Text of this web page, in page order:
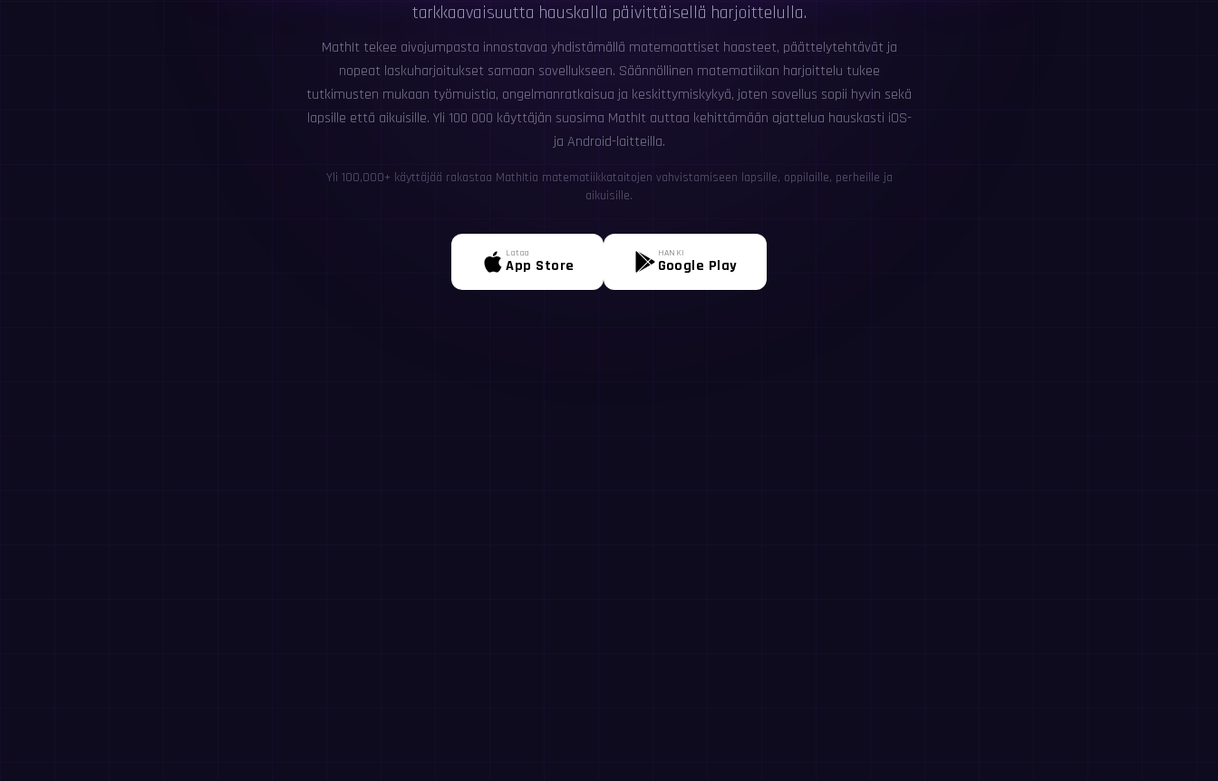
tarkkaavaisuutta hauskalla päivittäisellä harjoittelulla.
MathIt tekee aivojumpasta innostavaa yhdistämällä matemaattiset haasteet, päättelytehtävät ja
nopeat laskuharjoitukset samaan sovellukseen. Säännöllinen matematiikan harjoittelu tukee
tutkimusten mukaan työmuistia, ongelmanratkaisua ja keskittymiskykyä, joten sovellus sopii hyvin sekä
lapsille että aikuisille. Yli 100 000 käyttäjän suosima MathIt auttaa kehittämään ajattelua hauskasti iOS-
ja Android-laitteilla.
Yli 100,000+ käyttäjää rakastaa MathItia matematiikkataitojen vahvistamiseen lapsille, oppilaille, perheille ja
aikuisille.
Lataa
App Store
HANKI
Google Play